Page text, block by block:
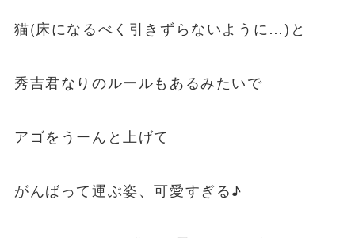
猫(床になるべく引きずらないように…)と
秀吉君なりのルールもあるみたいで
アゴをうーんと上げて
がんばって運ぶ姿、可愛すぎる♪